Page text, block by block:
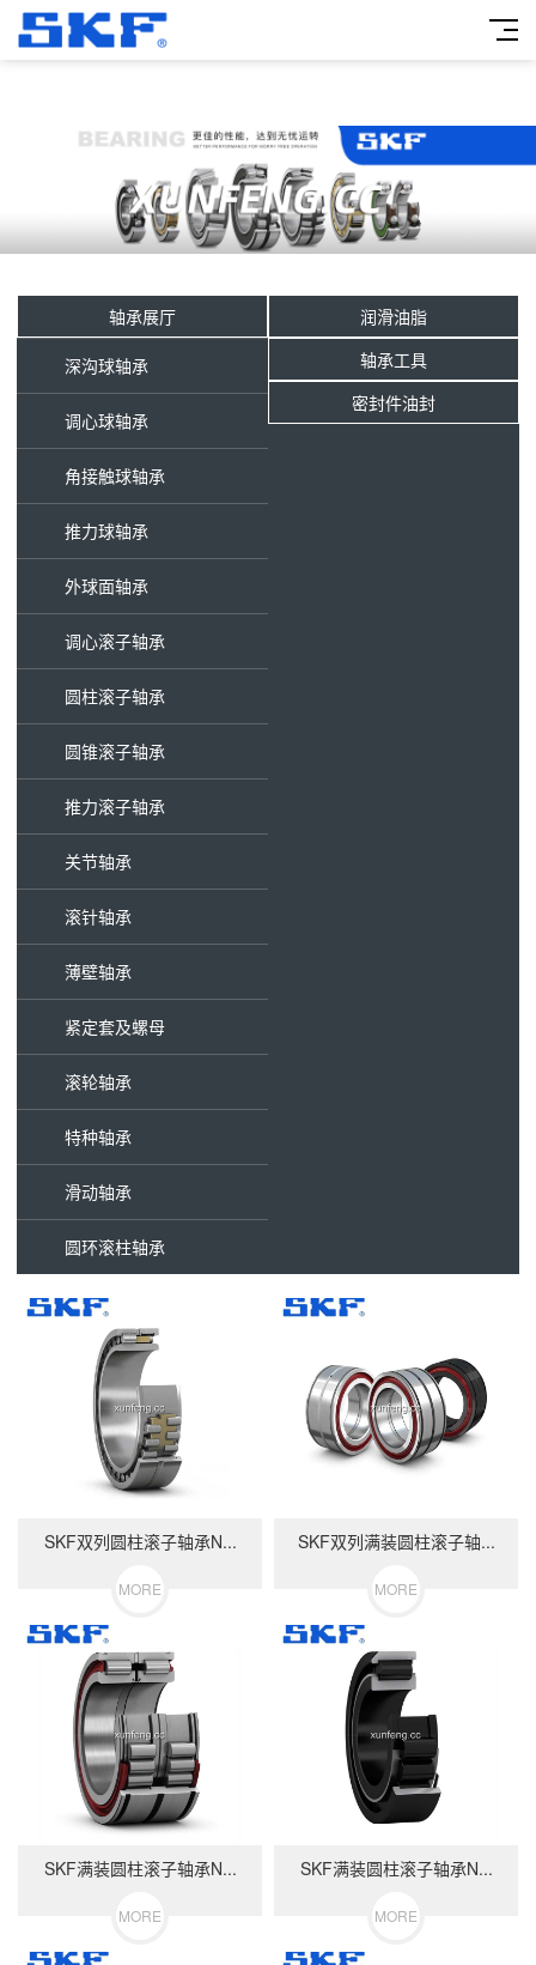
轴承展厅
深沟球轴承
调心球轴承
角接触球轴承
推力球轴承
外球面轴承
调心滚子轴承
圆柱滚子轴承
圆锥滚子轴承
推力滚子轴承
关节轴承
滚针轴承
薄壁轴承
紧定套及螺母
滚轮轴承
特种轴承
滑动轴承
圆环滚柱轴承
润滑油脂
轴承工具
密封件油封
SKF双列圆柱滚子轴承N...
MORE
SKF双列满装圆柱滚子轴...
MORE
SKF满装圆柱滚子轴承N...
MORE
SKF满装圆柱滚子轴承N...
MORE